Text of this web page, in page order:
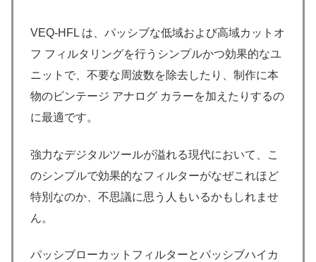
VEQ-HFL は、パッシブな低域および高域カットオ
フ フィルタリングを行うシンプルかつ効果的なユ
ニットで、不要な周波数を除去したり、制作に本
物のビンテージ アナログ カラーを加えたりするの
に最適です。
強力なデジタルツールが溢れる現代において、こ
のシンプルで効果的なフィルターがなぜこれほど
特別なのか、不思議に思う人もいるかもしれませ
ん。
パッシブローカットフィルターとパッシブハイカ